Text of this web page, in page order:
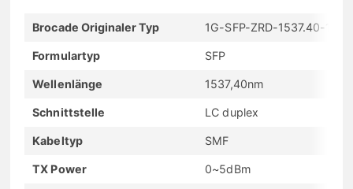
Brocade Originaler Typ 1G-SFP-ZRD-1537.40-100
Formulartyp SFP
Wellenlänge 1537,40nm
Schnittstelle LC duplex
Kabeltyp SMF
TX Power 0~5dBm